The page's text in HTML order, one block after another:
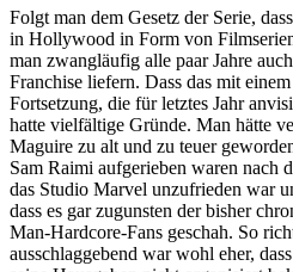
Folgt man dem Gesetz der Serie,
in Hollywood in Form von
man zwangläufig alle paar Jahre
Franchise liefern. Dass das mit
Fortsetzung, die für letztes Jahr
hatte vielfältige Gründe. Man hätte
Maguire zu alt und zu teuer
Sam Raimi aufgerieben waren nach
das Studio Marvel unzufrieden war
dass es gar zugunsten der bisher
Man-Hardcore-Fans geschah. So
ausschlaggebend war wohl eher,